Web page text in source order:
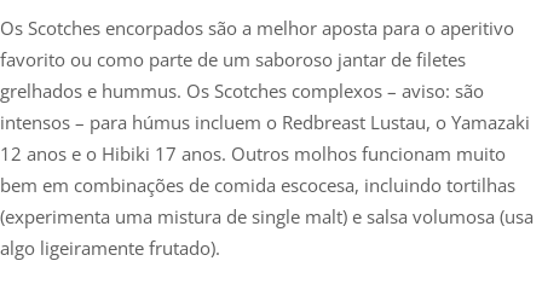
Os Scotches encorpados são a melhor aposta para o aperitivo
favorito ou como parte de um saboroso jantar de filetes
grelhados e hummus. Os Scotches complexos – aviso: são
intensos – para húmus incluem o Redbreast Lustau, o Yamazaki
12 anos e o Hibiki 17 anos. Outros molhos funcionam muito
bem em combinações de comida escocesa, incluindo tortilhas
(experimenta uma mistura de single malt) e salsa volumosa (usa
algo ligeiramente frutado).